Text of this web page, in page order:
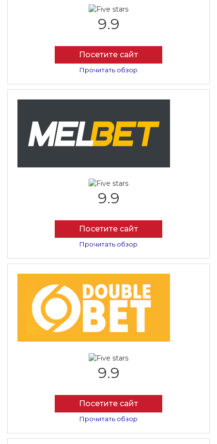
9.9
Посетите сайт
Прочитать обзор
9.9
Посетите сайт
Прочитать обзор
9.9
Посетите сайт
Прочитать обзор